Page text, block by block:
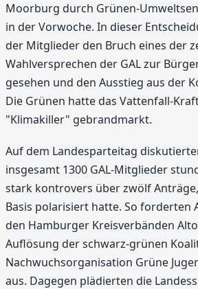
Moorburg durch Grünen-
in der Vorwoche. In dieser
der Mitglieder den Bruch eines der
Wahlversprechen der GAL zur
gesehen und den Ausstieg aus der
Die Grünen hatte das Vattenfall-
"Klimakiller" gebrandmarkt.
Auf dem Landesparteitag
insgesamt 1300 GAL-Mitglieder
stark kontrovers über zwölf
Basis polarisiert hatte. So forderten
den Hamburger Kreisverbänden
Auflösung der schwarz-grünen
Nachwuchsorganisation Grüne
aus. Dagegen plädierten die